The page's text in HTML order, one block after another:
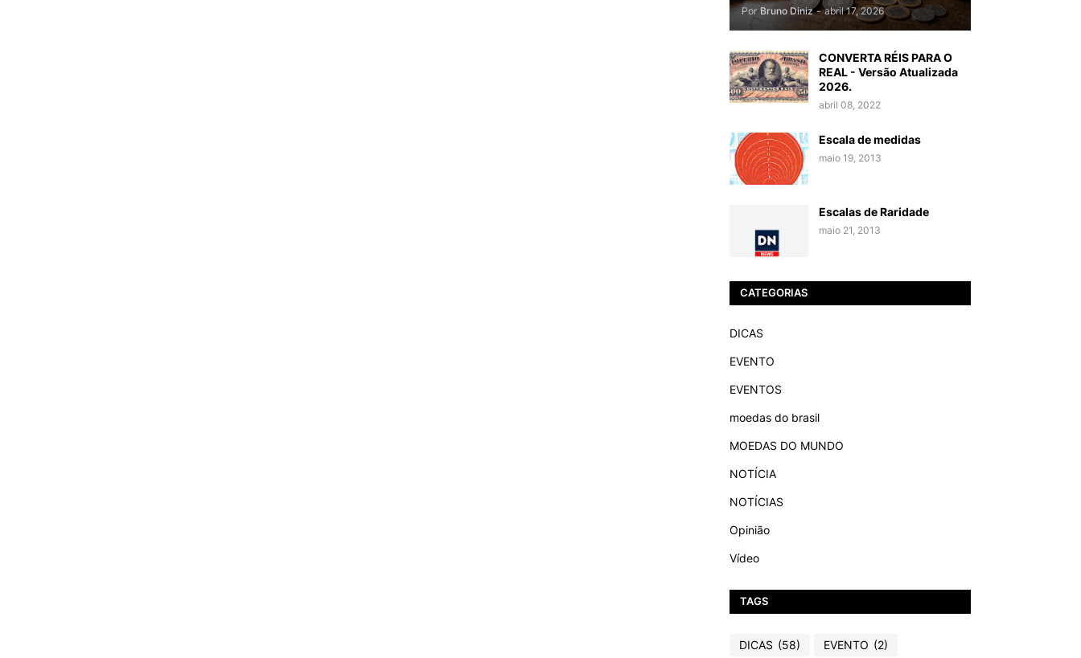
Por Bruno Diniz - abril 17, 2026
CONVERTA RÉIS PARA O
REAL - Versão Atualizada
2026.
abril 08, 2022
Escala de medidas
maio 19, 2013
Escalas de Raridade
maio 21, 2013
CATEGORIAS
DICAS
EVENTO
EVENTOS
moedas do brasil
MOEDAS DO MUNDO
NOTÍCIA
NOTÍCIAS
Opinião
Vídeo
TAGS
DICAS (58) EVENTO (2)